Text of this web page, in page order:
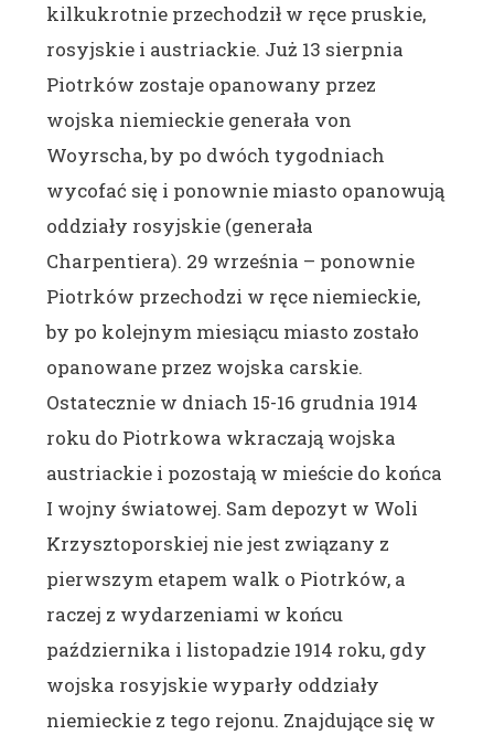
kilkukrotnie przechodził w ręce pruskie,
rosyjskie i austriackie. Już 13 sierpnia
Piotrków zostaje opanowany przez
wojska niemieckie generała von
Woyrscha, by po dwóch tygodniach
wycofać się i ponownie miasto opanowują
oddziały rosyjskie (generała
Charpentiera). 29 września – ponownie
Piotrków przechodzi w ręce niemieckie,
by po kolejnym miesiącu miasto zostało
opanowane przez wojska carskie.
Ostatecznie w dniach 15-16 grudnia 1914
roku do Piotrkowa wkraczają wojska
austriackie i pozostają w mieście do końca
I wojny światowej. Sam depozyt w Woli
Krzysztoporskiej nie jest związany z
pierwszym etapem walk o Piotrków, a
raczej z wydarzeniami w końcu
października i listopadzie 1914 roku, gdy
wojska rosyjskie wyparły oddziały
niemieckie z tego rejonu. Znajdujące się w